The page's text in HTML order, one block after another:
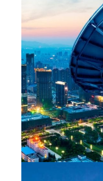
Telecom
INDUSTRIES